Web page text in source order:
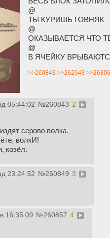
@
ТЫ КУРИШЬ ГОВНЯК
@
ОКАЗЫВАЕТСЯ ЧТО
@
В ЯЧЕЙКУ
>>260843 >>262643
05:44:02 №260843 2
серово волка.
волкИ!
козёл.
23:24:52 №260849 3
16:35:09 №260857 4